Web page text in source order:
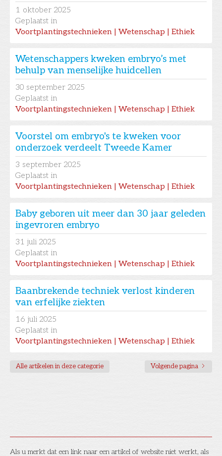
Als u merkt dat een link naar een artikel of website niet werkt, als
1 oktober 2025
Geplaatst in
Voortplantingstechnieken | Wetenschap | Ethiek
Wetenschappers kweken embryo’s met
behulp van menselijke huidcellen
30 september 2025
Geplaatst in
Voortplantingstechnieken | Wetenschap | Ethiek
Voorstel om embryo's te kweken voor
onderzoek verdeelt Tweede Kamer
3 september 2025
Geplaatst in
Voortplantingstechnieken | Wetenschap | Ethiek
Baby geboren uit meer dan 30 jaar geleden
ingevroren embryo
31 juli 2025
Geplaatst in
Voortplantingstechnieken | Wetenschap | Ethiek
Baanbrekende techniek verlost kinderen
van erfelijke ziekten
16 juli 2025
Geplaatst in
Voortplantingstechnieken | Wetenschap | Ethiek
Alle artikelen in deze categorie Volgende pagina